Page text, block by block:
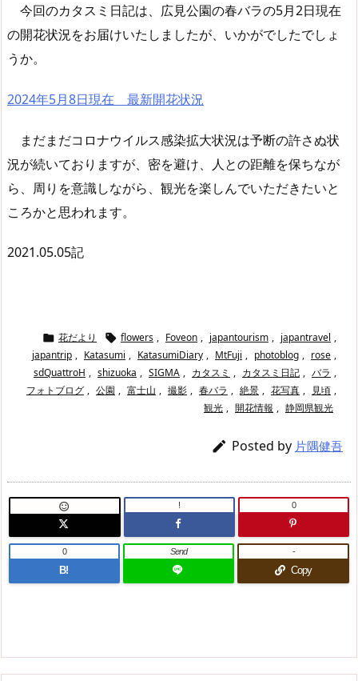
今回のカタスミ日記は、広見公園の春バラの5月2日現在
の開花状況をお届けいたしましたが、いかがでしたでしょ
うか。
2024年5月8日現在 最新開花状況
まだまだコロナウイルス感染拡大状況は予断の許さぬ状
況が続いておりますが、密を避け、人との距離を保ちなが
ら、周りを意識しながら、観光を楽しんでいただきたいと
ころかと思われます。
2021.05.05記
 花だより  flowers , Foveon , japantourism , japantravel ,
japantrip , Katasumi , KatasumiDiary , MtFuji , photoblog , rose ,
sdQuattroH , shizuoka , SIGMA , カタスミ , カタスミ日記 , バラ ,
フォトブログ , 公園 , 富士山 , 撮影 , 春バラ , 絶景 , 花写真 , 見頃 ,
観光 , 開花情報 , 静岡県観光
 Posted by 片隅健吾
 ! 0
B!
0 Send
Copy
-